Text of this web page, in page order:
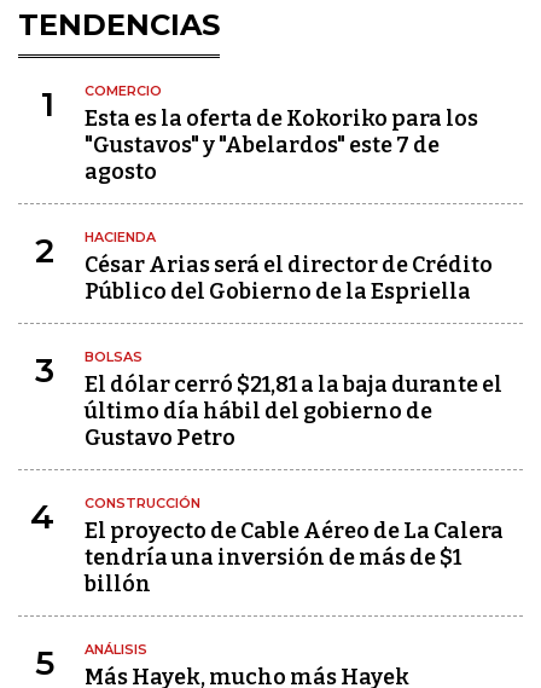
TENDENCIAS
1 COMERCIO
Esta es la oferta de Kokoriko para los
"Gustavos" y "Abelardos" este 7 de
agosto
2 HACIENDA
César Arias será el director de Crédito
Público del Gobierno de la Espriella
3 BOLSAS
El dólar cerró $21,81 a la baja durante el
último día hábil del gobierno de
Gustavo Petro
4 CONSTRUCCIÓN
El proyecto de Cable Aéreo de La Calera
tendría una inversión de más de $1
billón
5 ANÁLISIS
Más Hayek, mucho más Hayek